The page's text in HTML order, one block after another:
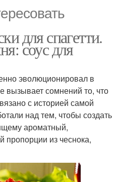
для спагетти.
соус для
эволюционировал в
вызывает сомнений то, что
с историей самой
над тем, чтобы создать
ароматный,
пропорции из чеснока,